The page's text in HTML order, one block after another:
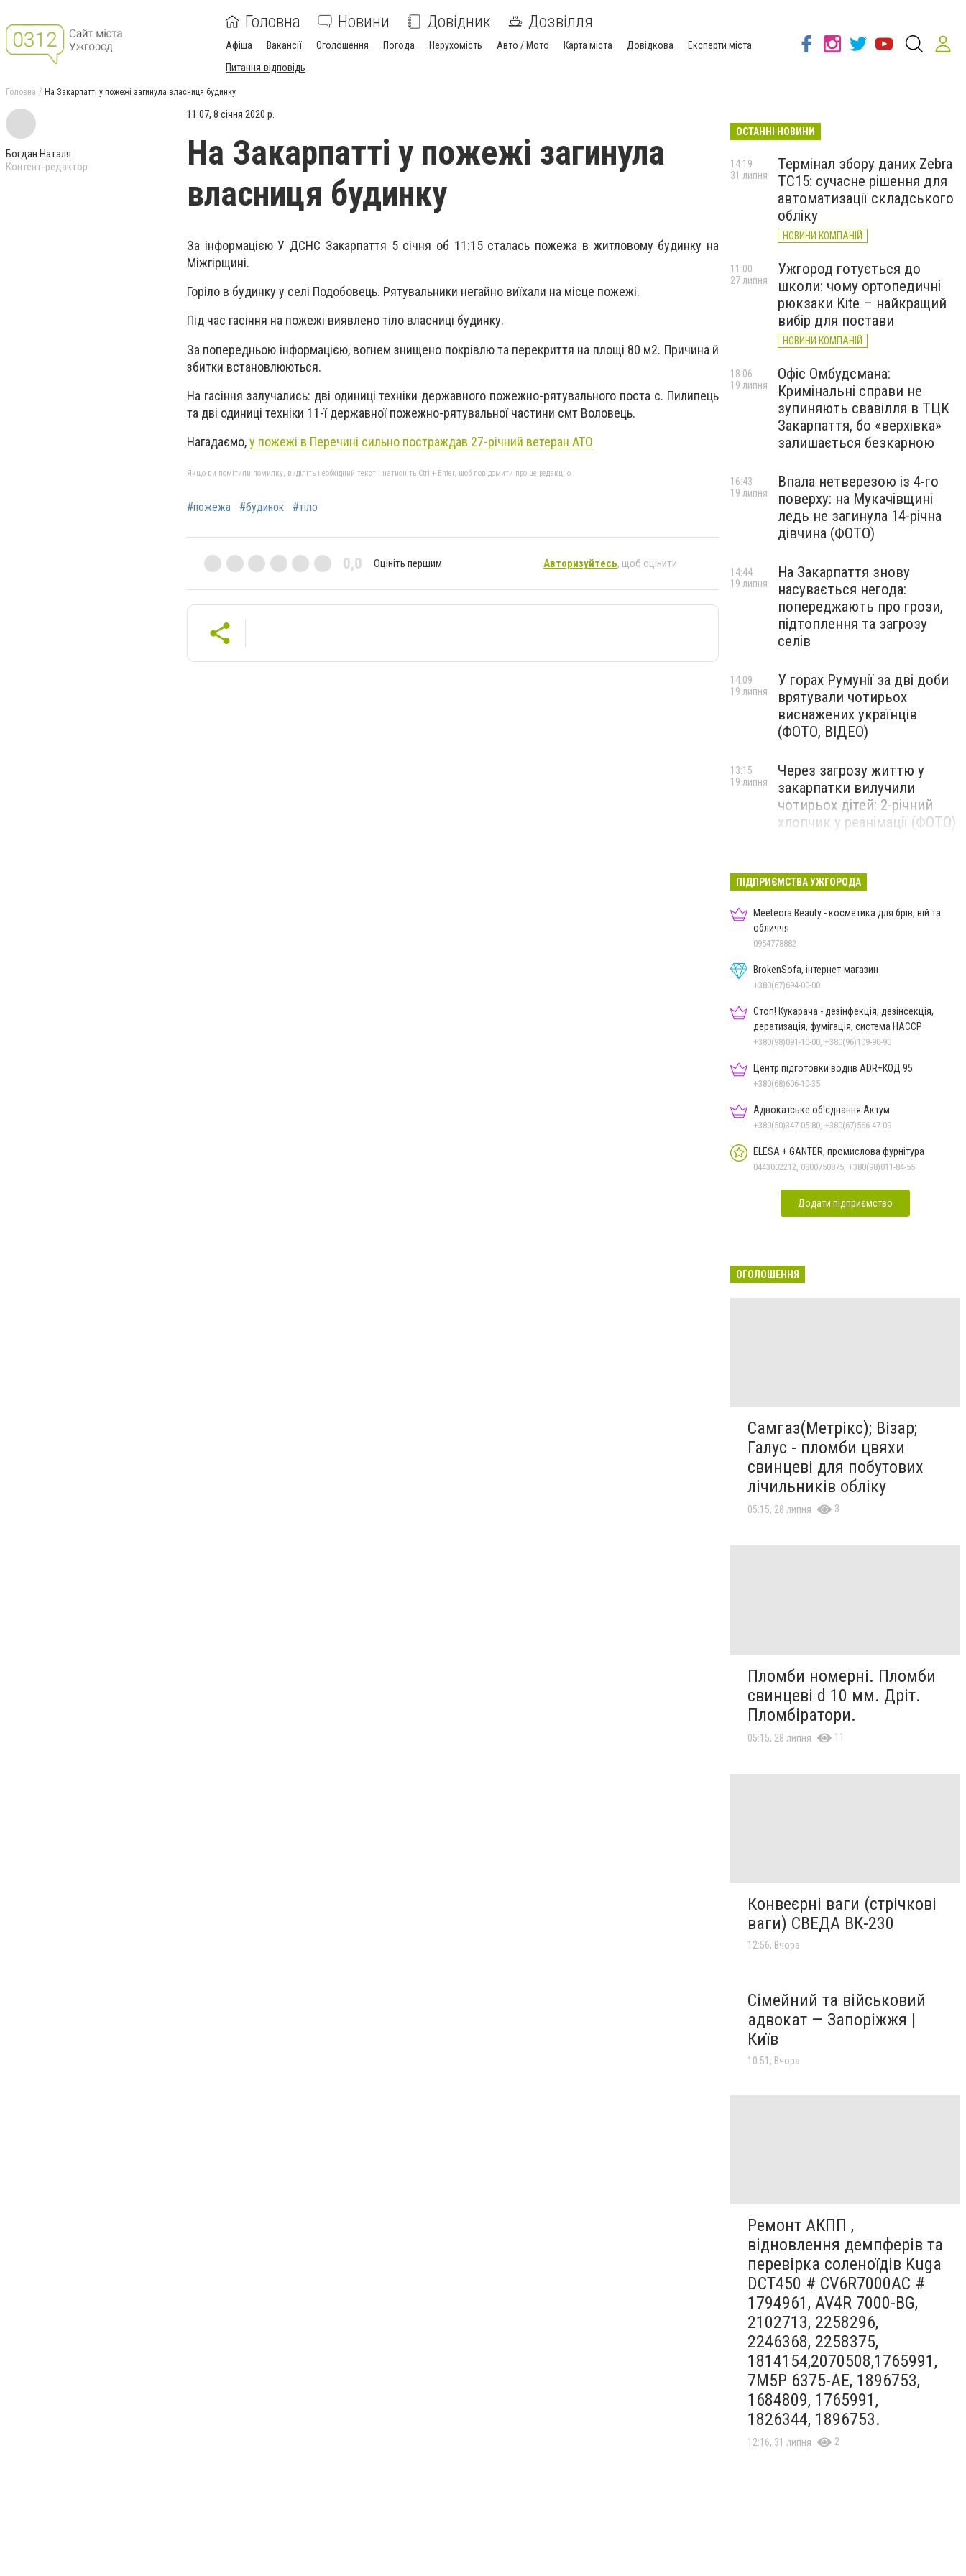
Головна Новини Довідник Дозвілля
Афіша Вакансії Оголошення Погода Нерухомість Авто / Мото Карта міста Довідкова
Експерти міста
Питання-відповідь
Головна На Закарпатті у пожежі загинула власниця будинку
Богдан Наталя
Контент-редактор
11:07, 8 січня 2020 р.
На Закарпатті у пожежі загинула
власниця будинку
За інформацією У ДСНС Закарпаття 5 січня об 11:15 сталась пожежа в житловому будинку на
Міжгірщині.
Горіло в будинку у селі Подобовець. Рятувальники негайно виїхали на місце пожежі.
Під час гасіння на пожежі виявлено тіло власниці будинку.
За попередньою інформацією, вогнем знищено покрівлю та перекриття на площі 80 м2. Причина й
збитки встановлюються.
На гасіння залучались: дві одиниці техніки державного пожежно-рятувального поста с. Пилипець
та дві одиниці техніки 11-ї державної пожежно-рятувальної частини смт Воловець.
Нагадаємо,у пожежі в Перечині сильно постраждав 27-річний ветеран АТО
Якщо ви помітили помилку, виділіть необхідний текст і натисніть Ctrl + Enter, щоб повідомити про це редакцію
#пожежа #будинок #тіло
0,0 Оцініть першим Авторизуйтесь, щоб оцінити
ОСТАННІ НОВИНИ
Термінал збору даних Zebra
TC15: сучасне рішення для
автоматизації складського
обліку
НОВИНИ КОМПАНІЙ
14:19
31 липня
Ужгород готується до
школи: чому ортопедичні
рюкзаки Kite – найкращий
вибір для постави
НОВИНИ КОМПАНІЙ
11:00
27 липня
Офіс Омбудсмана:
Кримінальні справи не
зупиняють свавілля в ТЦК
Закарпаття, бо «верхівка»
залишається безкарною
18:06
19 липня
Впала нетверезою із 4-го
поверху: на Мукачівщині
ледь не загинула 14-річна
дівчина (ФОТО)
16:43
19 липня
На Закарпаття знову
насувається негода:
попереджають про грози,
підтоплення та загрозу
селів
14:44
19 липня
У горах Румунії за дві доби
врятували чотирьох
виснажених українців
(ФОТО, ВІДЕО)
14:09
19 липня
Через загрозу життю у
закарпатки вилучили
чотирьох дітей: 2-річний
хлопчик у реанімації (ФОТО)
13:15
19 липня
полеглим захисником
Артемом Ромчаком
19 липня
ПІДПРИЄМСТВА УЖГОРОДА
Meeteora Beauty - косметика для брів, вій та
обличчя
0954778882
BrokenSofa, інтернет-магазин
+380(67)694-00-00
Стоп! Кукарача - дезінфекція, дезінсекція,
дератизація, фумігація, система HACCP
+380(98)091-10-00, +380(96)109-90-90
Центр підготовки водіїв ADR+КОД 95
+380(68)606-10-35
Адвокатське об'єднання Актум
+380(50)347-05-80, +380(67)566-47-09
ELESA + GANTER, промислова фурнітура
0443002212, 0800750875, +380(98)011-84-55
Додати підприємство
ОГОЛОШЕННЯ
Самгаз(Метрікс); Візар;
Галус - пломби цвяхи
свинцеві для побутових
лічильників обліку
05:15, 28 липня 3
Пломби номерні. Пломби
свинцеві d 10 мм. Дріт.
Пломбіратори.
05:15, 28 липня 11
Конвеєрні ваги (стрічкові
ваги) СВЕДА ВК-230
12:56, Вчора
Сімейний та військовий
адвокат — Запоріжжя |
Київ
10:51, Вчора
Ремонт АКПП ,
відновлення демпферів та
перевірка соленоїдів Kuga
DCT450 # CV6R7000AC #
1794961, AV4R 7000-BG,
2102713, 2258296,
2246368, 2258375,
1814154,2070508,1765991,
7M5P 6375-AE, 1896753,
1684809, 1765991,
1826344, 1896753.
12:16, 31 липня 2